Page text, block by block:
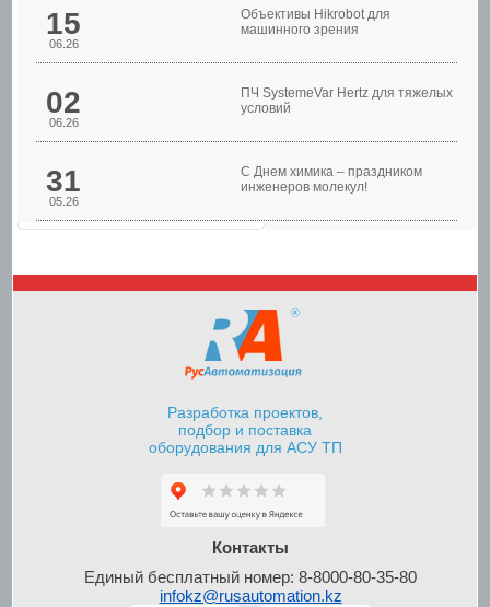
Шкафы контроля и
15
06.26
Объективы Hikrobot для
машинного зрения
02
06.26
ПЧ SystemeVar Hertz для тяжелых
условий
31
05.26
С Днем химика – праздником
инженеров молекул!
Разработка проектов,
подбор и поставка
оборудования для АСУ ТП
Контакты
Единый бесплатный номер: 8-8000-80-35-80
infokz@rusautomation.kz